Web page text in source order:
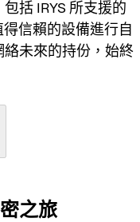
括 IRYS 所支援的
信賴的設備進行自
未來的持份，始終
之旅